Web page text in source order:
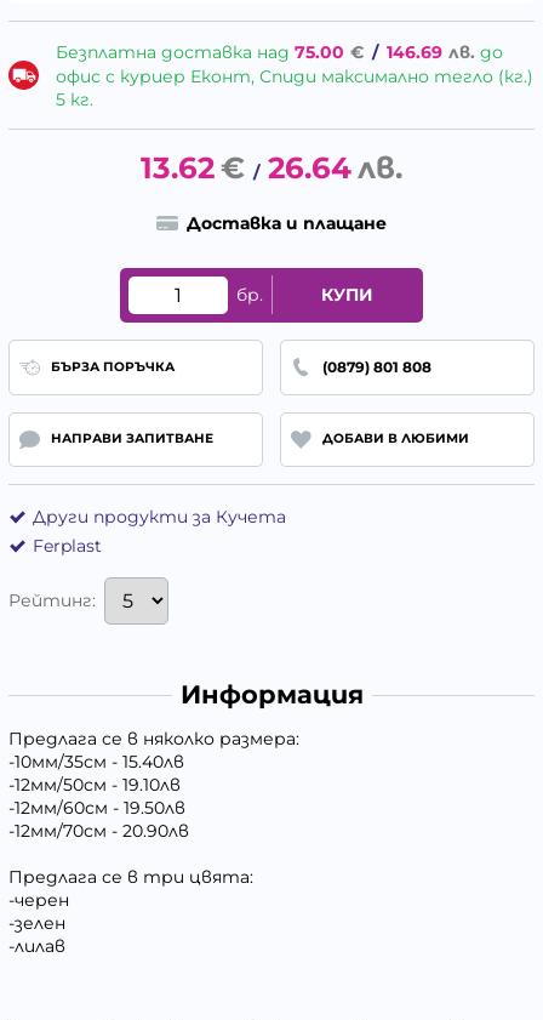
Безплатна доставка над 75.00 € / 146.69 лв. до
офис с куриер Еконт, Спиди максимално тегло (кг.)
5 кг.
13.62€ / 26.64лв.
Доставка и плащане
бр. КУПИ
БЪРЗА ПОРЪЧКА (0879) 801 808
НАПРАВИ ЗАПИТВАНЕ ДОБАВИ В ЛЮБИМИ
Други продукти за Кучета
Ferplast
Рейтинг:
Информация
Предлага се в няколко размера:
-10мм/35см - 15.40лв
-12мм/50см - 19.10лв
-12мм/60см - 19.50лв
-12мм/70см - 20.90лв
Предлага се в три цвята:
-черен
-зелен
-лилав